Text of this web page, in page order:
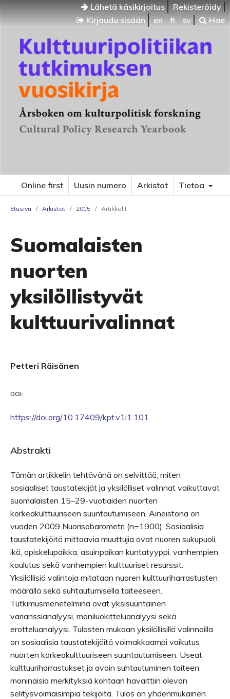
Lähetä käsikirjoitus
Rekisteröidy
Kirjaudu sisään
en fi sv Hae
Online first Uusin numero Arkistot Tietoa
Etusivu / Arkistot / 2015 / Artikkelit
Suomalaisten
nuorten
yksilöllistyvät
kulttuurivalinnat
Petteri Räisänen
DOI:
https://doi.org/10.17409/kpt.v1i1.101
Abstrakti
Tämän artikkelin tehtävänä on selvittää, miten
sosiaaliset taustatekijät ja yksilölliset valinnat vaikuttavat
suomalaisten 15–29-vuotiaiden nuorten
korkeakulttuuriseen suuntautumiseen. Aineistona on
vuoden 2009 Nuorisobarometri (n=1900). Sosiaalisia
taustatekijöitä mittaavia muuttujia ovat nuoren sukupuoli,
ikä, opiskelupaikka, asuinpaikan kuntatyyppi, vanhempien
koulutus sekä vanhempien kulttuuriset resurssit.
Yksilöllisiä valintoja mitataan nuoren kulttuuriharrastusten
määrällä sekä suhtautumisella taiteeseen.
Tutkimusmenetelminä ovat yksisuuntainen
varianssianalyysi, moniluokitteluanalyysi sekä
erotteluanalyysi. Tulosten mukaan yksilöllisillä valinnoilla
on sosiaalisia taustatekijöitä voimakkaampi vaikutus
nuorten korkeakulttuuriseen suuntautumiseen. Useat
kulttuuriharrastukset ja avoin suhtautuminen taiteen
moninaisia merkityksiä kohtaan havaittiin olevan
selitysvoimaisimpia tekijöitä. Tulos on yhdenmukainen